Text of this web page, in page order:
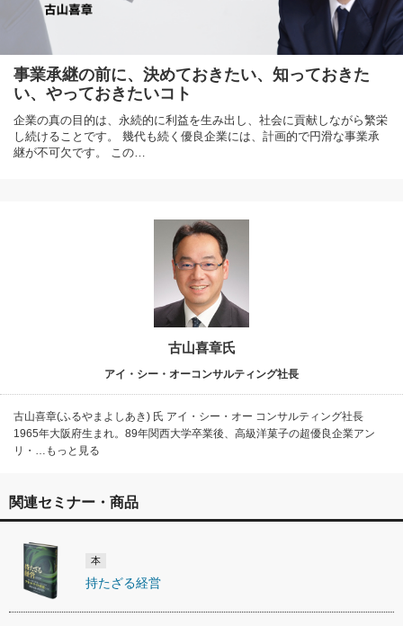
事業承継の前に、決めておきたい、知っておきた
い、やっておきたいコト
企業の真の目的は、永続的に利益を生み出し、社会に貢献しながら繁栄
し続けることです。 幾代も続く優良企業には、計画的で円滑な事業承
継が不可欠です。 この…
古山喜章氏
アイ・シー・オーコンサルティング社長
古山喜章(ふるやまよしあき) 氏 アイ・シー・オー コンサルティング社長
1965年大阪府生まれ。89年関西大学卒業後、高級洋菓子の超優良企業アン
リ・…もっと見る
関連セミナー・商品
本
持たざる経営